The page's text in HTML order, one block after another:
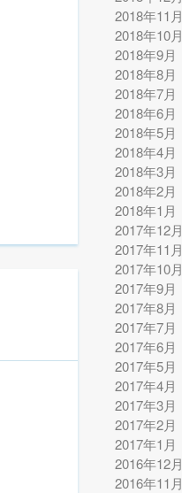
2018年11月
2018年10月
2018年9月
2018年8月
2018年7月
2018年6月
2018年5月
2018年4月
2018年3月
2018年2月
2018年1月
2017年12月
2017年11月
2017年10月
2017年9月
2017年8月
2017年7月
2017年6月
2017年5月
2017年4月
2017年3月
2017年2月
2017年1月
2016年12月
2016年11月